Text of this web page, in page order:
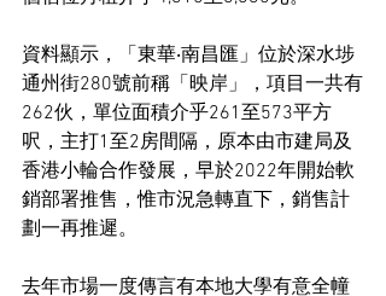
資料顯示，「東華‧南昌匯」位於深水埗
通州街280號前稱「映岸」，項目一共有
262伙，單位面積介乎261至573平方
呎，主打1至2房間隔，原本由市建局及
香港小輪合作發展，早於2022年開始軟
銷部署推售，惟市況急轉直下，銷售計
劃一再推遲。
去年市場一度傳言有本地大學有意全幢